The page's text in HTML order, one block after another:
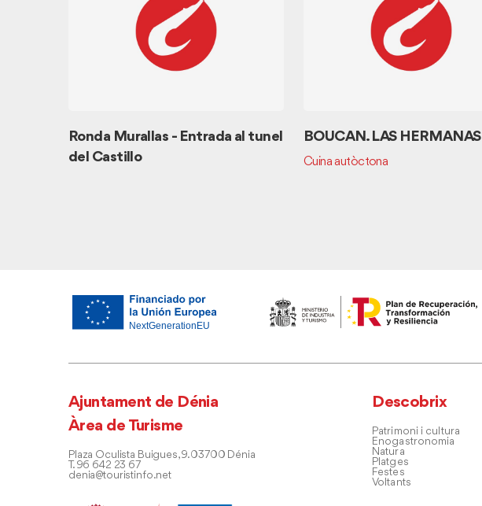
Ronda Murallas - Entrada al tunel
del Castillo
BOUCAN. LAS HERMANAS
Cuina autòctona
Ajuntament de Dénia
Àrea de Turisme
Plaza Oculista Buigues, 9. 03700 Dénia
T. 96 642 23 67
denia@touristinfo.net
Descobrix
Patrimoni i cultura
Enogastronomia
Natura
Platges
Festes
Voltants